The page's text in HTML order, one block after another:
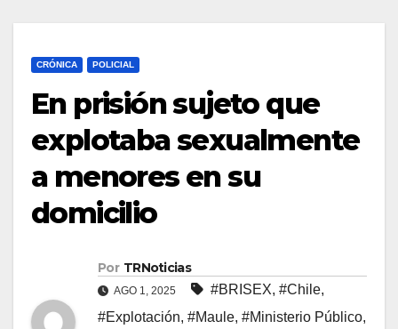
CRÓNICA POLICIAL
En prisión sujeto que
explotaba sexualmente
a menores en su
domicilio
Por TRNoticias
AGO 1, 2025 #BRISEX, #Chile,
#Explotación, #Maule, #Ministerio Público,